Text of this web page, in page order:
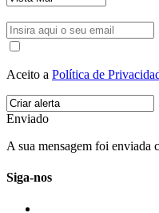
Aceito a Política de
Enviado
A sua mensagem foi enviada
Siga-nos